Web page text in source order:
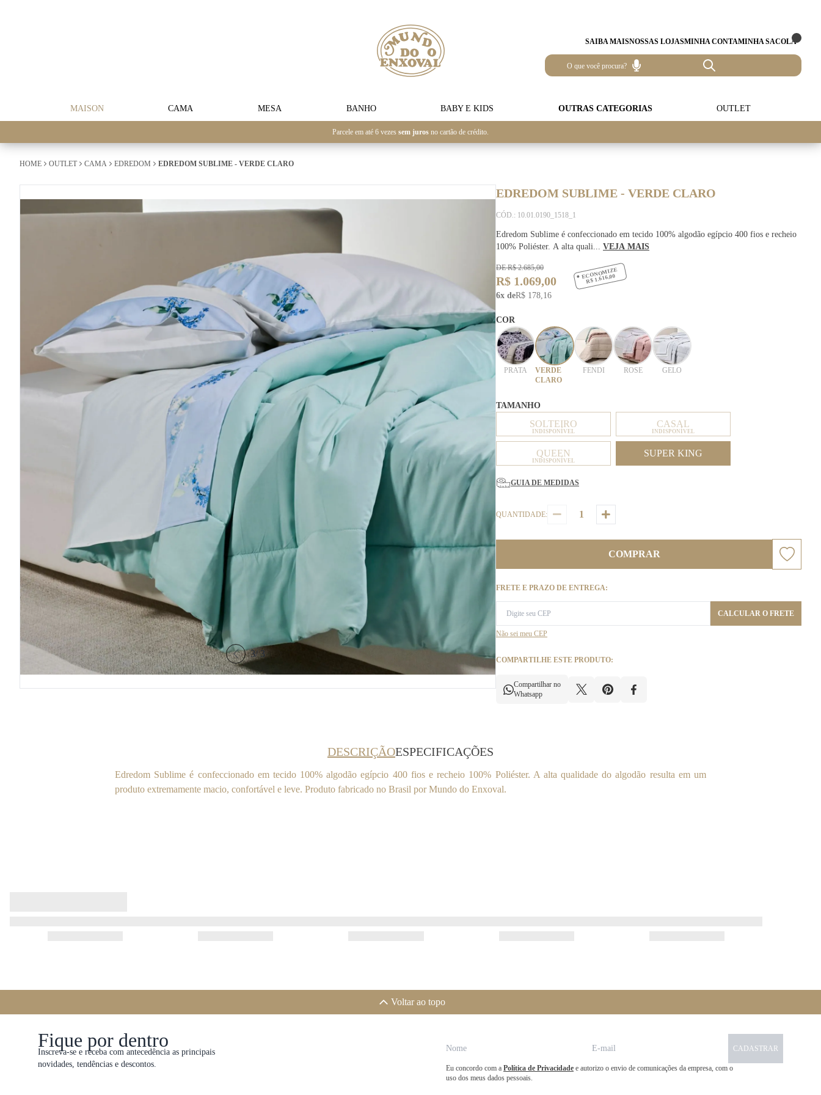
SAIBA MAISNOSSAS LOJASMINHA CONTAMINHA SACOLA
MAISON CAMA MESA BANHO BABY E KIDS OUTRAS CATEGORIAS OUTLET
Parcele em até 6 vezes sem juros no cartão de crédito.
HOME OUTLET CAMA EDREDOM EDREDOM SUBLIME - VERDE CLARO
3/ 3
EDREDOM SUBLIME - VERDE CLARO
CÓD.: 10.01.0190_1518_1
Edredom Sublime é confeccionado em tecido 100% algodão egípcio 400 fios e recheio
100% Poliéster. A alta quali... VEJA MAIS
DE R$ 2.685,00
R$ 1.069,00
6x deR$ 178,16
ECONOMIZE
R$ 1.616,00
COR
PRATA
VERDE
CLARO
FENDI ROSE GELO
TAMANHO
SOLTEIRO
INDISPONÍVEL
CASAL
INDISPONÍVEL
QUEEN
INDISPONÍVEL
SUPER KING
GUIA DE MEDIDAS
QUANTIDADE:
COMPRAR
FRETE E PRAZO DE ENTREGA:
CALCULAR O FRETE
Não sei meu CEP
COMPARTILHE ESTE PRODUTO:
Compartilhar no
Whatsapp
DESCRIÇÃOESPECIFICAÇÕES
Edredom Sublime é confeccionado em tecido 100% algodão egípcio 400 fios e recheio 100% Poliéster. A alta qualidade do algodão resulta em um
produto extremamente macio, confortável e leve. Produto fabricado no Brasil por Mundo do Enxoval.
Voltar ao topo
Fique por dentro
Inscreva-se e receba com antecedência as principais
novidades, tendências e descontos.
CADASTRAR
Eu concordo com a Política de Privacidade e autorizo o envio de comunicações da empresa, com o
uso dos meus dados pessoais.